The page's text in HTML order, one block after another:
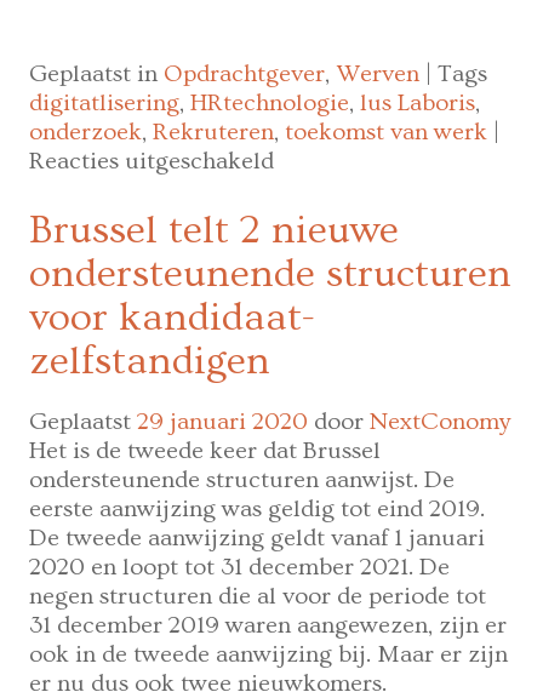
Geplaatst in Opdrachtgever,Werven
Tags
digitatlisering,HRtechnologie,lus Laboris,
onderzoek,Rekruteren, toekomst van werk
Reacties uitgeschakeld
van
de
HR-
en
juridische
dat
technologie
de
wereld
van
de
HR
zal
veranderen
Brussel telt 2 nieuwe
ondersteunende structuren
voor kandidaat-
zelfstandigen
Geplaatst 29 januari 2020 door NextConomy
Het is de tweede keer dat Brussel
ondersteunende structuren aanwijst. De
eerste aanwijzing was geldig tot eind 2019.
De tweede aanwijzing geldt vanaf 1 januari
2020 en loopt tot 31 december 2021. De
negen structuren die al voor de periode tot
31 december 2019 waren aangewezen, zijn er
ook in de tweede aanwijzing bij. Maar er zijn
er nu dus ook twee nieuwkomers.